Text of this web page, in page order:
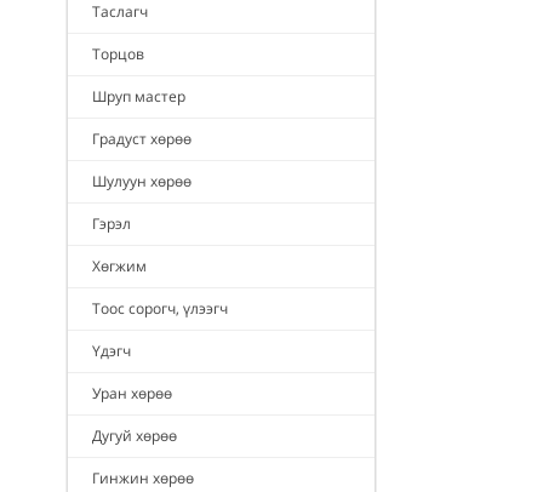
Таслагч
Торцов
Шруп мастер
Градуст хөрөө
Шулуун хөрөө
Гэрэл
Хөгжим
Тоос сорогч, үлээгч
Үдэгч
Уран хөрөө
Дугуй хөрөө
Гинжин хөрөө